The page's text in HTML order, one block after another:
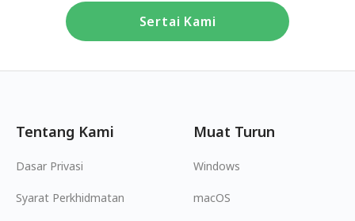
Sertai Kami
Tentang Kami
Dasar Privasi
Syarat Perkhidmatan
Muat Turun
Windows
macOS